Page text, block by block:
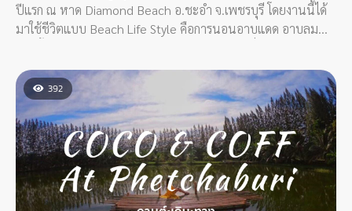
ปีแรก ณ หาด Diamond Beach อ.ชะอำ จ.เพชรบุรี โดยงานนี้ได้
มาใช้ชีวิตแบบ Beach Life Style คือการนอนอาบแดด อาบลม
392